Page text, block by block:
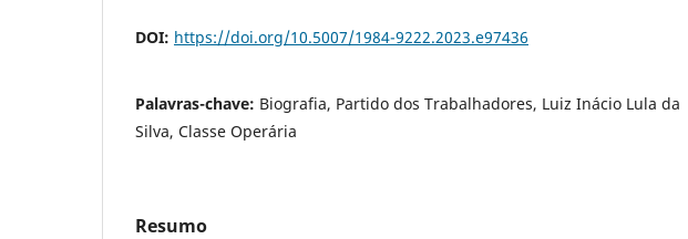
DOI: https://doi.org/10.5007/1984-9222.2023.e97436
Palavras-chave: Biografia, Partido dos Trabalhadores, Luiz Inácio Lula da
Silva, Classe Operária
Resumo